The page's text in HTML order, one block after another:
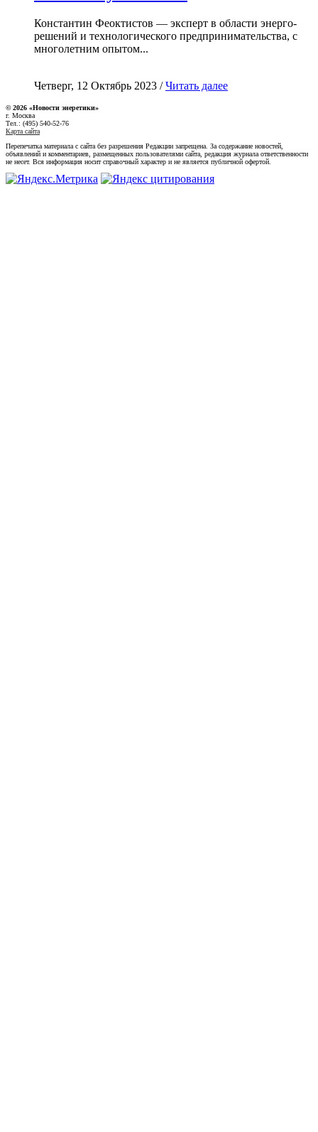
Константин Феоктистов — эксперт в области энерго-
решений и технологического предпринимательства, с
многолетним опытом...
Четверг, 12 Октябрь 2023 /Читать далее
© 2026 «Новости энеретики»
г. Москва
Тел.: (495) 540-52-76
Карта сайта
Перепечатка материала с сайта без разрешения Редакции запрещена. За содержание новостей,
объявлений и комментариев, размещенных пользователями сайта, редакция журнала ответственности
не несет. Вся информация носит справочный характер и не является публичной офертой.